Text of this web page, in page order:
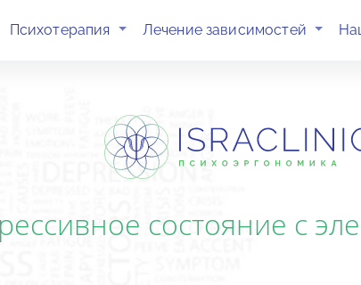
Психотерапия (current)Лечение зависимостей
состояние с